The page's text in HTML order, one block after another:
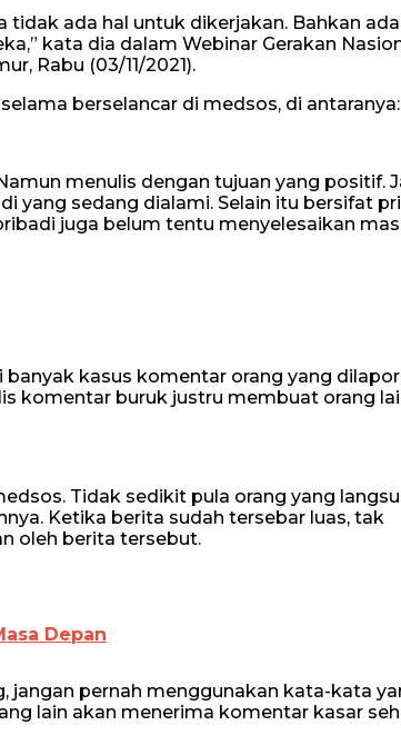
tidak ada hal untuk dikerjakan. Bahkan
kata dia dalam Webinar Gerakan
Rabu (03/11/2021).
berselancar di medsos, di antaranya:
menulis dengan tujuan yang positif.
yang sedang dialami. Selain itu bersifat
juga belum tentu menyelesaikan
kasus komentar orang yang
komentar buruk justru membuat orang
Tidak sedikit pula orang yang
Ketika berita sudah tersebar luas, tak
oleh berita tersebut.
Depan
jangan pernah menggunakan kata-kata
lain akan menerima komentar kasar